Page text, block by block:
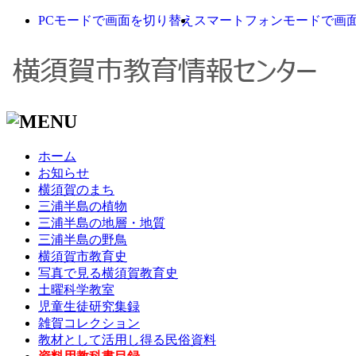
PCモードで画面を切り替え スマートフォンモードで画
ホーム
お知らせ
横須賀のまち
三浦半島の植物
三浦半島の地層・地質
三浦半島の野鳥
横須賀市教育史
写真で見る横須賀教育史
土曜科学教室
児童生徒研究集録
雑賀コレクション
教材として活用し得る民俗資料